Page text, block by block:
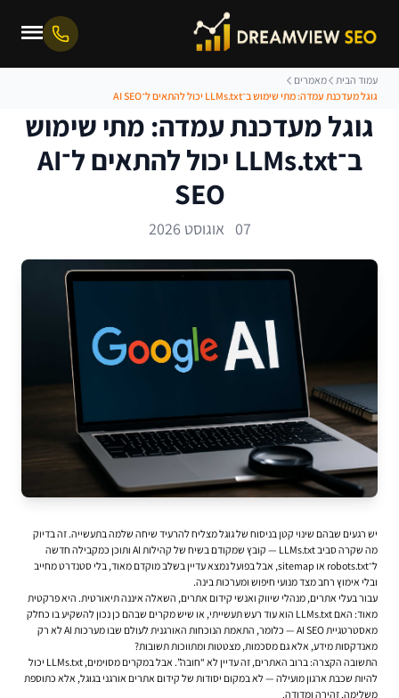
עמוד הבית
מאמרים
גוגל מעדכנת עמדה: מתי שימוש ב־LLMs.txt יכול להתאים ל־AI SEO
גוגל מעדכנת עמדה: מתי שימוש
ב־LLMs.txt יכול להתאים ל־AI
SEO
07 אוגוסט 2026
יש רגעים שבהם שינוי קטן בניסוח של גוגל מצליח להרעיד שיחה שלמה בתעשייה. זה בדיוק
מה שקרה סביב LLMs.txt — קובץ שמקודם בשיח של קהילות AI ותוכן כמקבילה חדשה
ל־robots.txt או sitemap, אבל בפועל נמצא עדיין בשלב מוקדם מאוד, בלי סטנדרט מחייב
ובלי אימוץ רחב מצד מנועי חיפוש ומערכות בינה.
עבור בעלי אתרים, מנהלי שיווק ואנשי קידום אתרים, השאלה איננה תיאורטית. היא פרקטית
מאוד: האם LLMs.txt הוא עוד רעש תעשייתי, או שיש מקרים שבהם כן נכון להשקיע בו כחלק
מאסטרטגיית AI SEO — כלומר, התאמת הנוכחות האורגנית לעולם שבו מערכות AI לא רק
מאנדקסות מידע, אלא גם מסכמות, מצטטות ומתווכות תשובות?
התשובה הקצרה: ברוב האתרים, זה עדיין לא “חובה”. אבל במקרים מסוימים, LLMs.txt יכול
להיות שכבת ארגון מועילה — לא במקום יסודות של קידום אתרים אורגני בגוגל, אלא כתוספת
משלימה, זהירה ומדודה.